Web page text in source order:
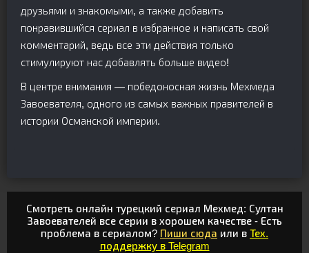
друзьями и знакомыми, а также добавить
понравившийся сериал в избранное и написать свой
комментарий, ведь все эти действия только
стимулируют нас добавлять больше видео!
В центре внимания — победоносная жизнь Мехмеда
Завоевателя, одного из самых важных правителей в
истории Османской империи.
Смотреть онлайн турецкий сериал Мехмед: Султан
Завоевателей все серии в хорошем качестве - Есть
проблема в сериалом? Пиши сюда или в Тех.
поддержку в Telegram